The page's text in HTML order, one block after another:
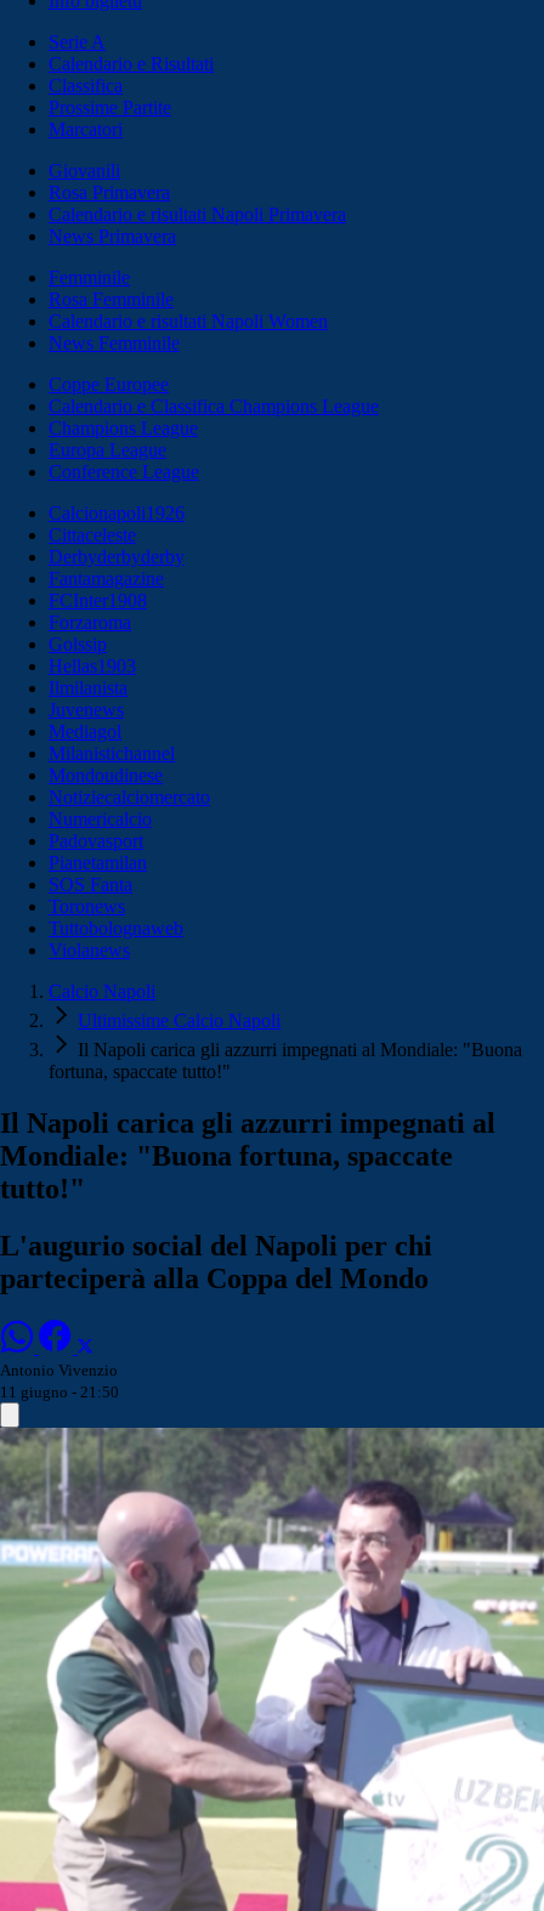
Serie A
Calendario e Risultati
Classifica
Prossime Partite
Marcatori
Giovanili
Rosa Primavera
Calendario e risultati Napoli Primavera
News Primavera
Femminile
Rosa Femminile
Calendario e risultati Napoli Women
News Femminile
Coppe Europee
Calendario e Classifica Champions League
Champions League
Europa League
Conference League
Calcionapoli1926
Cittaceleste
Derbyderbyderby
Fantamagazine
FCInter1908
Forzaroma
Golssip
Hellas1903
Ilmilanista
Juvenews
Mediagol
Milanistichannel
Mondoudinese
Notiziecalciomercato
Numericalcio
Padovasport
Pianetamilan
SOS Fanta
Toronews
Tuttobolognaweb
Violanews
Calcio Napoli
Ultimissime Calcio Napoli
Il Napoli carica gli azzurri impegnati al Mondiale: "Buona
fortuna, spaccate tutto!"
Il Napoli carica gli azzurri impegnati al
Mondiale: "Buona fortuna, spaccate
tutto!"
L'augurio social del Napoli per chi
parteciperà alla Coppa del Mondo
Antonio Vivenzio
11 giugno - 21:50